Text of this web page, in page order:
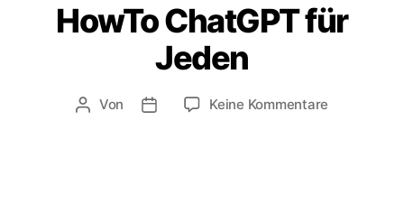
HowTo ChatGPT für
Jeden
Beitragsautor
Von Veröffentlichungsdatum
Keine Kommentare